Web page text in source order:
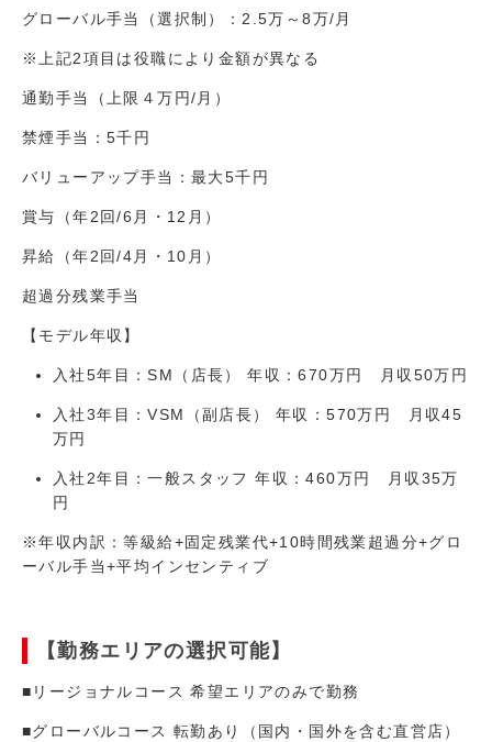
グローバル手当（選択制）：2.5万～8万/月
※上記2項目は役職により金額が異なる
通勤手当（上限４万円/月）
禁煙手当：5千円
バリューアップ手当：最大5千円
賞与（年2回/6月・12月）
昇給（年2回/4月・10月）
超過分残業手当
【モデル年収】
入社5年目：SM（店長） 年収：670万円 月収50万円
入社3年目：VSM（副店長） 年収：570万円 月収45
万円
入社2年目：一般スタッフ 年収：460万円 月収35万
円
※年収内訳：等級給+固定残業代+10時間残業超過分+グロ
ーバル手当+平均インセンティブ
【勤務エリアの選択可能】
■リージョナルコース 希望エリアのみで勤務
■グローバルコース 転勤あり（国内・国外を含む直営店）